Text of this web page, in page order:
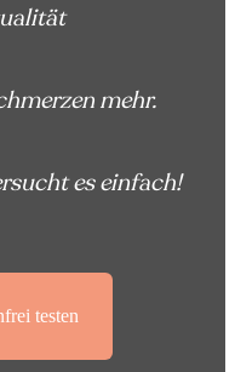
mehr.
es einfach!
testen